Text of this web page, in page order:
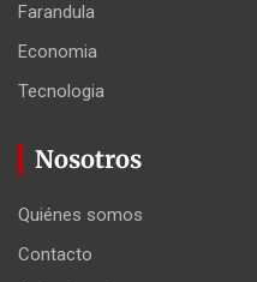
Farandula
Economia
Tecnologia
Nosotros
Quiénes somos
Contacto